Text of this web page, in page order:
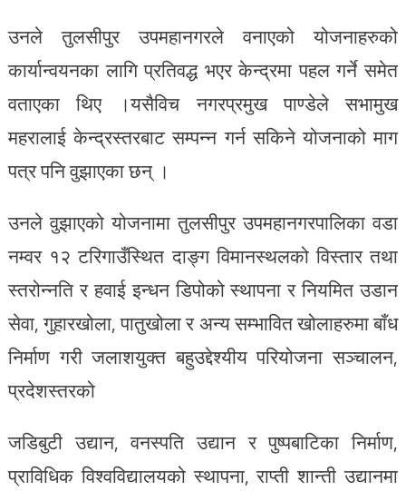
उनले तुलसीपुर उपमहानगरले वनाएको योजनाहरुको
कार्यान्वयनका लागि प्रतिवद्ध भएर केन्द्रमा पहल गर्ने समेत
वताएका थिए ।यसैविच नगरप्रमुख पाण्डेले सभामुख
महरालाई केन्द्रस्तरबाट सम्पन्न गर्न सकिने योजनाको माग
पत्र पनि वुझाएका छन् ।
उनले वुझाएको योजनामा तुलसीपुर उपमहानगरपालिका वडा
नम्वर १२ टरिगाउँस्थित दाङ्ग विमानस्थलको विस्तार तथा
स्तरोन्नति र हवाई इन्धन डिपोको स्थापना र नियमित उडान
सेवा, गुहारखोला, पातुखोला र अन्य सम्भावित खोलाहरुमा बाँध
निर्माण गरी जलाशयुक्त बहुउद्देश्यीय परियोजना सञ्चालन,
प्रदेशस्तरको
जडिबुटी उद्यान, वनस्पति उद्यान र पुष्पबाटिका निर्माण,
प्राविधिक विश्वविद्यालयको स्थापना, राप्ती शान्ती उद्यानमा